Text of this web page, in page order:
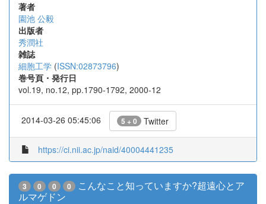
著者
園池 公毅
出版者
秀潤社
雑誌
細胞工学 (ISSN:02873796)
巻号頁・発行日
vol.19, no.12, pp.1790-1792, 2000-12
2014-03-26 05:45:06 5 + 0 Twitter
https://ci.nii.ac.jp/naid/40004441235
3 0 0 0
こんなこと知っていますか?超遠心とア
ルマゲドン